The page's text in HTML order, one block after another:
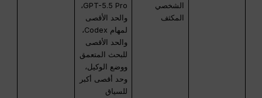
الشخصي
المكثف
GPT-5.5 Pro،
والحد الأقصى
لمهام Codex،
والحد الأقصى
للبحث المتعمق
ووضع الوكيل،
وحد أقصى أكبر
للسياق